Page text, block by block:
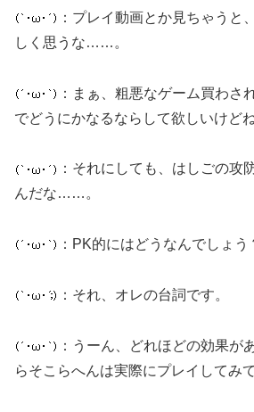
：プレイ動画とか見ちゃうと
しく思うな……。
：まぁ、粗悪なゲーム買わさ
でどうにかなるならして欲しいけどね
：それにしても、はしごの攻
んだな……。
：PK的にはどうなんでしょう
：それ、オレの台詞です。
：うーん、どれほどの効果が
らそこらへんは実際にプレイしてみて